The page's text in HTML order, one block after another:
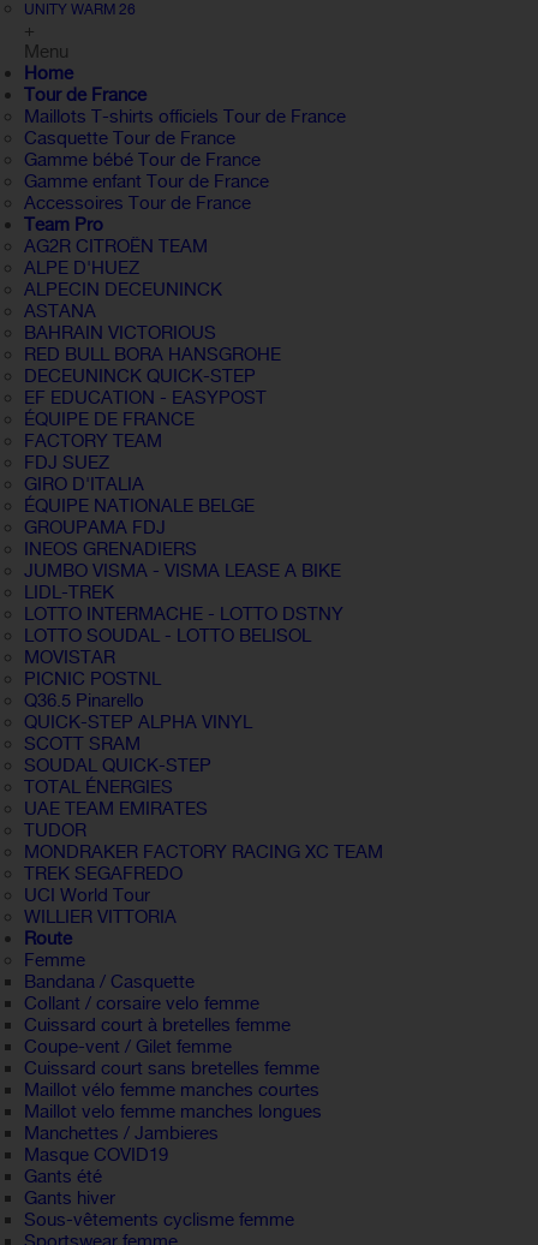
UNITY WARM 26
+
Menu
Home
Tour de France
Maillots T-shirts officiels Tour de France
Casquette Tour de France
Gamme bébé Tour de France
Gamme enfant Tour de France
Accessoires Tour de France
Team Pro
AG2R CITROËN TEAM
ALPE D'HUEZ
ALPECIN DECEUNINCK
ASTANA
BAHRAIN VICTORIOUS
RED BULL BORA HANSGROHE
DECEUNINCK QUICK-STEP
EF EDUCATION - EASYPOST
ÉQUIPE DE FRANCE
FACTORY TEAM
FDJ SUEZ
GIRO D'ITALIA
ÉQUIPE NATIONALE BELGE
GROUPAMA FDJ
INEOS GRENADIERS
JUMBO VISMA - VISMA LEASE A BIKE
LIDL-TREK
LOTTO INTERMACHE - LOTTO DSTNY
LOTTO SOUDAL - LOTTO BELISOL
MOVISTAR
PICNIC POSTNL
Q36.5 Pinarello
QUICK-STEP ALPHA VINYL
SCOTT SRAM
SOUDAL QUICK-STEP
TOTAL ÉNERGIES
UAE TEAM EMIRATES
TUDOR
MONDRAKER FACTORY RACING XC TEAM
TREK SEGAFREDO
UCI World Tour
WILLIER VITTORIA
Route
Femme
Bandana / Casquette
Collant / corsaire velo femme
Cuissard court à bretelles femme
Coupe-vent / Gilet femme
Cuissard court sans bretelles femme
Maillot vélo femme manches courtes
Maillot velo femme manches longues
Manchettes / Jambieres
Masque COVID19
Gants été
Gants hiver
Sous-vêtements cyclisme femme